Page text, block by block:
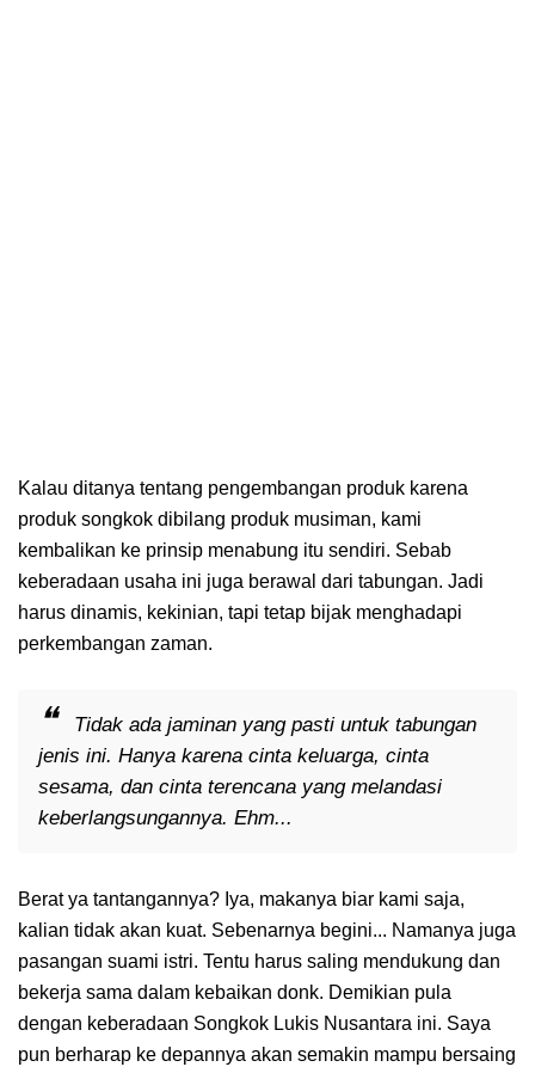
Kalau ditanya tentang pengembangan produk karena
produk songkok dibilang produk musiman, kami
kembalikan ke prinsip menabung itu sendiri. Sebab
keberadaan usaha ini juga berawal dari tabungan. Jadi
harus dinamis, kekinian, tapi tetap bijak menghadapi
perkembangan zaman.
Tidak ada jaminan yang pasti untuk tabungan
jenis ini. Hanya karena cinta keluarga, cinta
sesama, dan cinta terencana yang melandasi
keberlangsungannya. Ehm...
Berat ya tantangannya? Iya, makanya biar kami saja,
kalian tidak akan kuat. Sebenarnya begini... Namanya juga
pasangan suami istri. Tentu harus saling mendukung dan
bekerja sama dalam kebaikan donk. Demikian pula
dengan keberadaan Songkok Lukis Nusantara ini. Saya
pun berharap ke depannya akan semakin mampu bersaing